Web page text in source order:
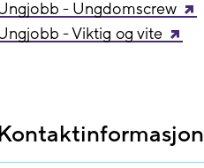
- Ungdomscrew
- Viktig og vite
Kontaktinformasjon